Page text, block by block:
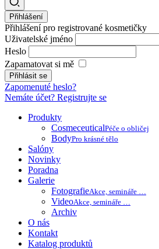
Přihlášení
Přihlášení pro registrované kosmetičky
Uživatelské jméno
Heslo
Zapamatovat si mě
Zapomenuté heslo?
Nemáte účet? Registrujte se
Produkty
CosmeceuticalPéče o obličej
BodyPro krásné tělo
Salóny
Novinky
Poradna
Galerie
FotografieAkce, semináře …
VideoAkce, semináře …
Archiv
O nás
Kontakt
Katalog produktů